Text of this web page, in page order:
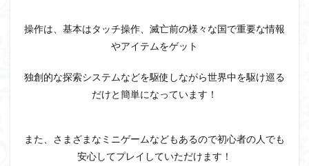
操作は、 基本はタッチ操作、滅亡前の様々な国で重要な情報
やアイテムをゲット
独創的な探索システムなどを駆使しながら世界中を駆け巡る
だけと簡単になっています！
また、さまざまなミニゲームなどもあるので初心者の人でも
安心してプレイしていただけます！